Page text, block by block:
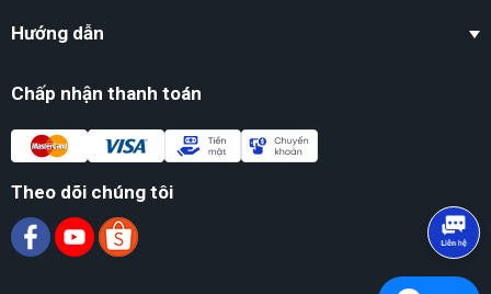
Hướng dẫn
Chấp nhận thanh toán
Theo dõi chúng tôi